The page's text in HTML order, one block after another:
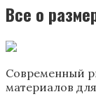
Все о
Современный
материалов